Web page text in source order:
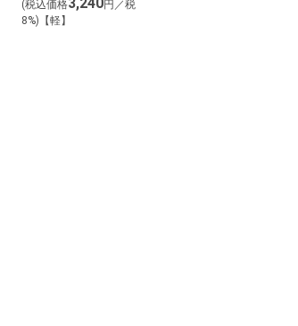
(税込価格
円／税
8%)【軽】